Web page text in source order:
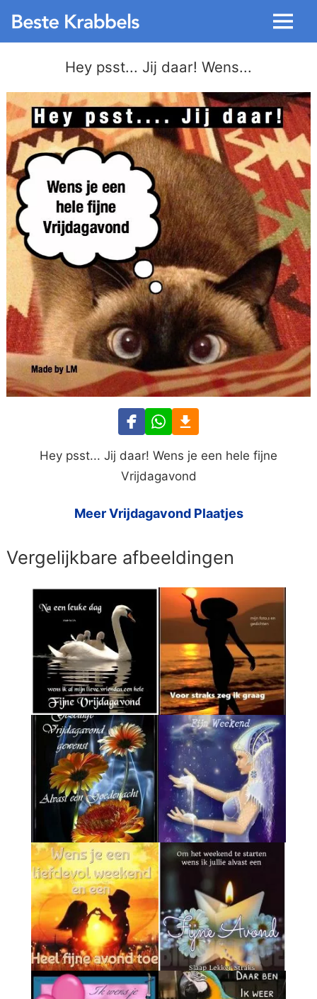
Menu
Hey psst... Jij daar! Wens...
Hey psst... Jij daar! Wens je een hele fijne
Vrijdagavond
Meer Vrijdagavond Plaatjes
Vergelijkbare afbeeldingen